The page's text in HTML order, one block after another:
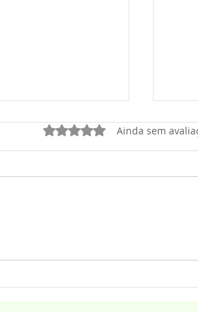
Avaliado com 0 de 5
Ainda sem